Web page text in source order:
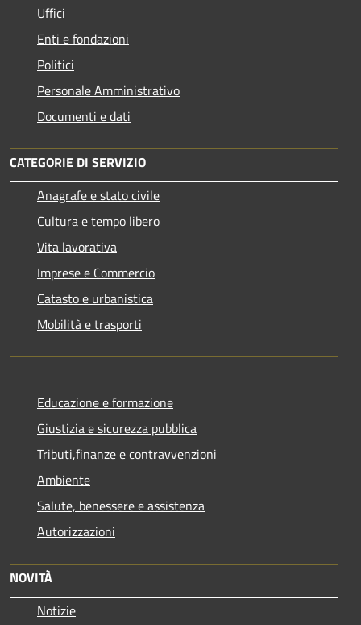
Uffici
Enti e fondazioni
Politici
Personale Amministrativo
Documenti e dati
CATEGORIE DI SERVIZIO
Anagrafe e stato civile
Cultura e tempo libero
Vita lavorativa
Imprese e Commercio
Catasto e urbanistica
Mobilità e trasporti
Educazione e formazione
Giustizia e sicurezza pubblica
Tributi,finanze e contravvenzioni
Ambiente
Salute, benessere e assistenza
Autorizzazioni
NOVITÀ
Notizie